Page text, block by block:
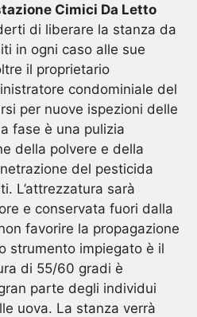
Cimici Da Letto
di liberare la stanza da
in ogni caso alle sue
il proprietario
condominiale del
per nuove ispezioni delle
fase è una pulizia
della polvere e della
del pesticida
L’attrezzatura sarà
e conservata fuori dalla
favorire la propagazione
strumento impiegato è il
di 55/60 gradi è
parte degli individui
uova. La stanza verrà